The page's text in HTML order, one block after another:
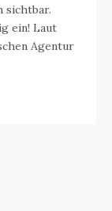
sichtbar.
Laut
Agentur